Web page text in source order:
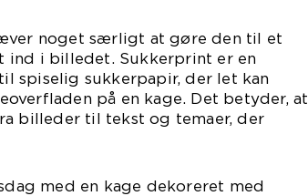
noget særligt at gøre den til et
ind i billedet. Sukkerprint er en
spiselig sukkerpapir, der let kan
på en kage. Det betyder, at
billeder til tekst og temaer, der
med en kage dekoreret med